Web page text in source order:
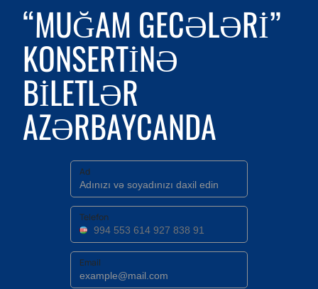
“MUĞAM GECƏLƏRI”
KONSERTINƏ
BILETLƏR
AZƏRBAYCANDA
Ad
Telefon
Email